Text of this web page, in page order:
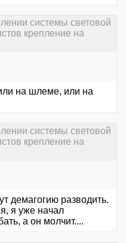
системы световой
крепление на
на шлеме, или на
системы световой
крепление на
демагогию разводить.
я уже начал
а он молчит....